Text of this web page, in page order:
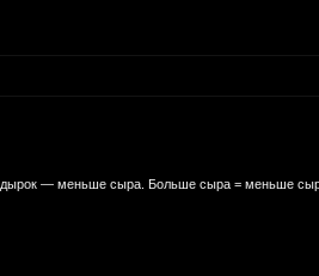
— меньше сыра. Больше сыра = меньше